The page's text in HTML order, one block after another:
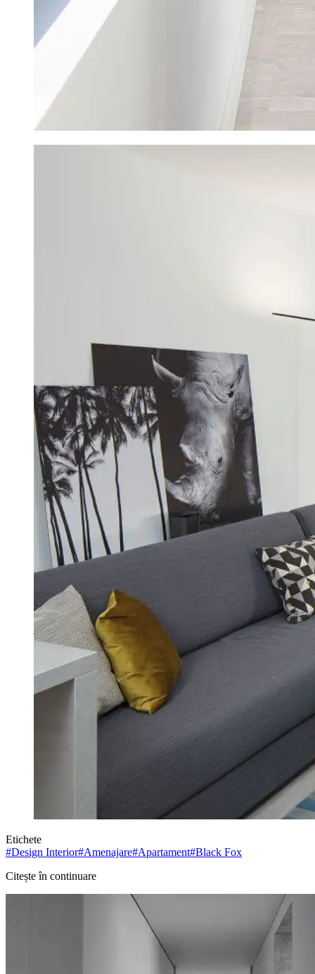
Etichete
#Design Interior#Amenajare#Apartament#Black Fox
Citește în continuare